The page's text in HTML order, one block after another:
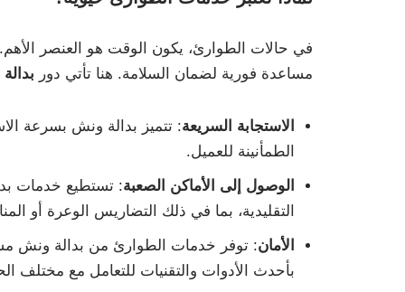
في حالات الطوارئ، يكون الوقت هو العنصر
مساعدة فورية لضمان السلامة. هنا تأتي دور
الاستجابة السريعة: تتميز بدالة ونش بسرعة
الطمأنينة للعميل.
الوصول إلى الأماكن الصعبة: تستطيع خدمات
التقليدية، بما في ذلك التضاريس الوعرة أو
الأمان: توفر خدمات الطوارئ من بدالة ونش
بأحدث الأدوات والتقنيات للتعامل مع مختلف